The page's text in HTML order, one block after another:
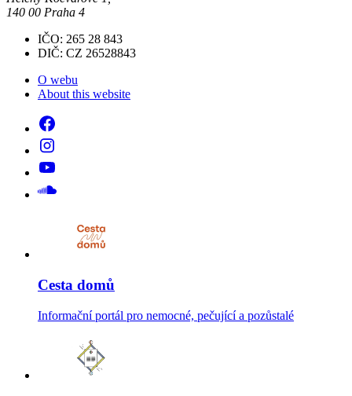
140 00 Praha 4
IČO: 265 28 843
DIČ: CZ 26528843
O webu
About this website
Cesta domů
Informační portál pro nemocné, pečující a pozůstalé